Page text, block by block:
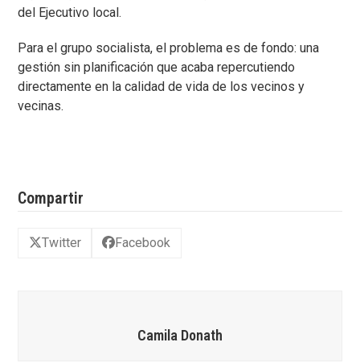
del Ejecutivo local.
Para el grupo socialista, el problema es de fondo: una
gestión sin planificación que acaba repercutiendo
directamente en la calidad de vida de los vecinos y
vecinas.
Compartir
Twitter Facebook
Camila Donath